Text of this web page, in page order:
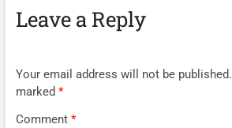
Leave a Reply
Your email address will not be published.
marked *
Comment *